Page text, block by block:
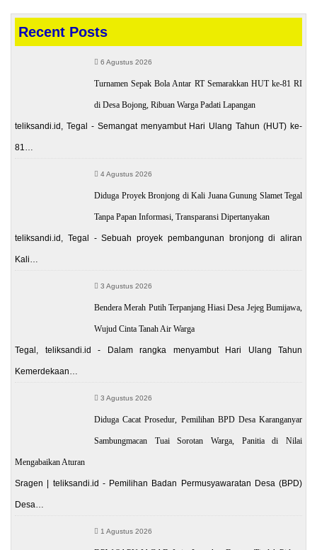
Recent Posts
6 Agustus 2026
Turnamen Sepak Bola Antar RT Semarakkan HUT ke-81 RI
di Desa Bojong, Ribuan Warga Padati Lapangan
teliksandi.id, Tegal - Semangat menyambut Hari Ulang Tahun (HUT) ke-
81…
4 Agustus 2026
Diduga Proyek Bronjong di Kali Juana Gunung Slamet Tegal
Tanpa Papan Informasi, Transparansi Dipertanyakan
teliksandi.id, Tegal - Sebuah proyek pembangunan bronjong di aliran
Kali…
3 Agustus 2026
Bendera Merah Putih Terpanjang Hiasi Desa Jejeg Bumijawa,
Wujud Cinta Tanah Air Warga
Tegal, teliksandi.id - Dalam rangka menyambut Hari Ulang Tahun
Kemerdekaan…
3 Agustus 2026
Diduga Cacat Prosedur, Pemilihan BPD Desa Karanganyar
Sambungmacan Tuai Sorotan Warga, Panitia di Nilai
Mengabaikan Aturan
Sragen | teliksandi.id - Pemilihan Badan Permusyawaratan Desa (BPD)
Desa…
1 Agustus 2026